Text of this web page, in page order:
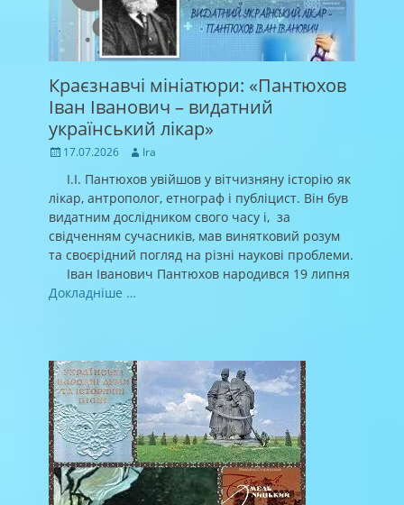
Краєзнавчі мініатюри: «Пантюхов
Іван Іванович – видатний
український лікар»
Posted
17.07.2026 Author
Ira
І.І. Пантюхов увійшов у вітчизняну історію як
лікар, антрополог, етнограф і публіцист. Він був
видатним дослідником свого часу і, за
свідченням сучасників, мав винятковий розум
та своєрідний погляд на різні наукові проблеми.
Іван Іванович Пантюхов народився 19 липня
Докладніше …